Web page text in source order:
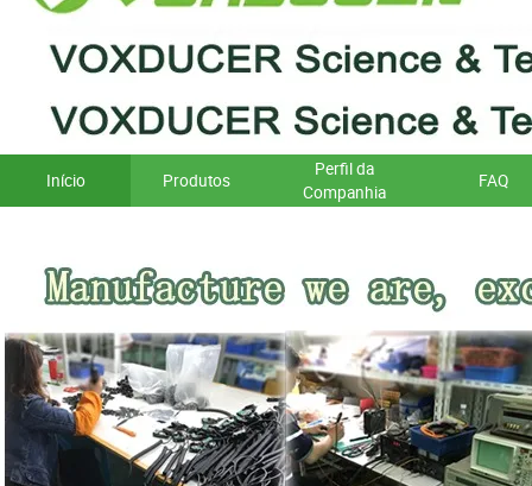
Início Produtos
Perfil da
Companhia
FAQ